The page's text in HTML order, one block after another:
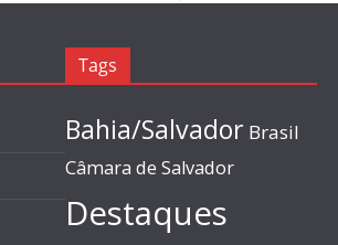
Tags
Bahia/Salvador Brasil
Câmara de Salvador
Destaques